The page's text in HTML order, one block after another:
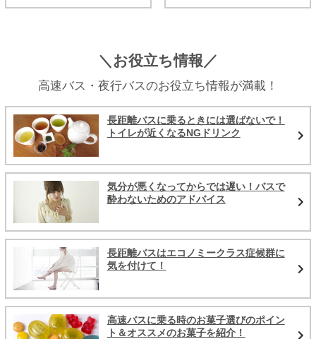
＼お役立ち情報／
高速バス・夜行バスのお役立ち情報が満載！
長距離バスに乗るときには選ばないで！
トイレが近くなるNGドリンク
気分が悪くなってからでは遅い！バスで
酔わないためのアドバイス
長距離バスはエコノミークラス症候群に
気を付けて！
高速バスに乗る時のお菓子選びのポイン
ト＆オススメのお菓子を紹介！